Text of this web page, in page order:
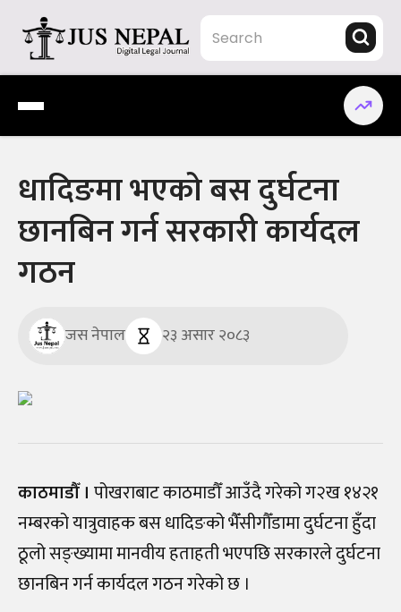
content
Jus Nepal | www.jusnepal.com
Digital Legal Journal
धादिङमा भएको बस दुर्घटना
छानबिन गर्न सरकारी कार्यदल
गठन
जस नेपाल २३ असार २०८३
काठमाडौँ । पोखराबाट काठमाडौँ आउँदै गरेको ग२ख १४२१
नम्बरको यात्रुवाहक बस धादिङको भैँसीगौँडामा दुर्घटना हुँदा
ठूलो सङ्ख्यामा मानवीय हताहती भएपछि सरकारले दुर्घटना
छानबिन गर्न कार्यदल गठन गरेको छ ।